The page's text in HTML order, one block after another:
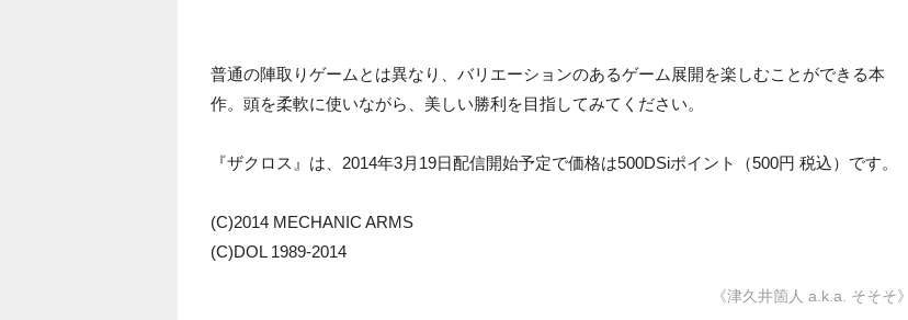
普通の陣取りゲームとは異なり、バリエーションのあるゲーム展開を楽しむことができる本
作。頭を柔軟に使いながら、美しい勝利を目指してみてください。
『ザクロス』は、2014年3月19日配信開始予定で価格は500DSiポイント（500円 税込）です。
(C)2014 MECHANIC ARMS
(C)DOL 1989-2014
《津久井箇人 a.k.a. そそそ》